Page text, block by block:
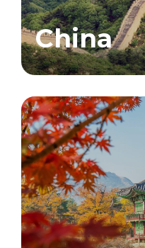
China